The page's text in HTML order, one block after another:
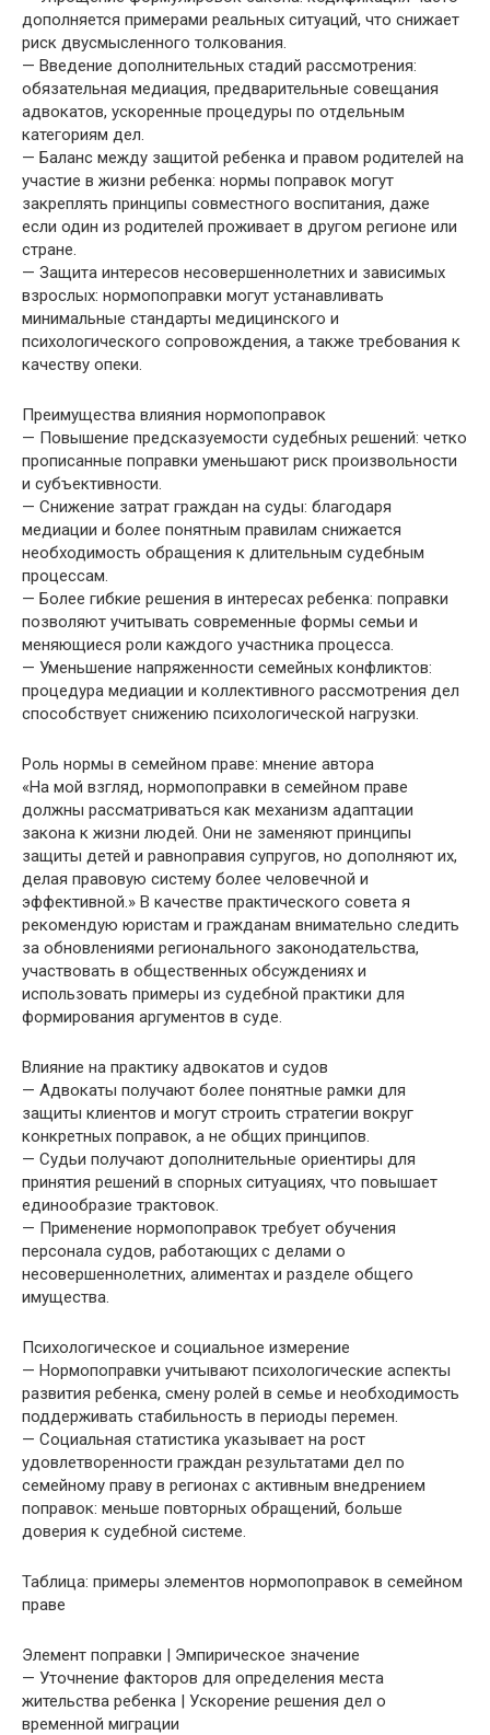
дополняется примерами реальных ситуаций, что снижает
риск двусмысленного толкования.
— Введение дополнительных стадий рассмотрения:
обязательная медиация, предварительные совещания
адвокатов, ускоренные процедуры по отдельным
категориям дел.
— Баланс между защитой ребенка и правом родителей на
участие в жизни ребенка: нормы поправок могут
закреплять принципы совместного воспитания, даже
если один из родителей проживает в другом регионе или
стране.
— Защита интересов несовершеннолетних и зависимых
взрослых: нормопоправки могут устанавливать
минимальные стандарты медицинского и
психологического сопровождения, а также требования к
качеству опеки.
Преимущества влияния нормопоправок
— Повышение предсказуемости судебных решений: четко
прописанные поправки уменьшают риск произвольности
и субъективности.
— Снижение затрат граждан на суды: благодаря
медиации и более понятным правилам снижается
необходимость обращения к длительным судебным
процессам.
— Более гибкие решения в интересах ребенка: поправки
позволяют учитывать современные формы семьи и
меняющиеся роли каждого участника процесса.
— Уменьшение напряженности семейных конфликтов:
процедура медиации и коллективного рассмотрения дел
способствует снижению психологической нагрузки.
Роль нормы в семейном праве: мнение автора
«На мой взгляд, нормопоправки в семейном праве
должны рассматриваться как механизм адаптации
закона к жизни людей. Они не заменяют принципы
защиты детей и равноправия супругов, но дополняют их,
делая правовую систему более человечной и
эффективной.» В качестве практического совета я
рекомендую юристам и гражданам внимательно следить
за обновлениями регионального законодательства,
участвовать в общественных обсуждениях и
использовать примеры из судебной практики для
формирования аргументов в суде.
Влияние на практику адвокатов и судов
— Адвокаты получают более понятные рамки для
защиты клиентов и могут строить стратегии вокруг
конкретных поправок, а не общих принципов.
— Судьи получают дополнительные ориентиры для
принятия решений в спорных ситуациях, что повышает
единообразие трактовок.
— Применение нормопоправок требует обучения
персонала судов, работающих с делами о
несовершеннолетних, алиментах и разделе общего
имущества.
Психологическое и социальное измерение
— Нормопоправки учитывают психологические аспекты
развития ребенка, смену ролей в семье и необходимость
поддерживать стабильность в периоды перемен.
— Социальная статистика указывает на рост
удовлетворенности граждан результатами дел по
семейному праву в регионах с активным внедрением
поправок: меньше повторных обращений, больше
доверия к судебной системе.
Таблица: примеры элементов нормопоправок в семейном
праве
Элемент поправки | Эмпирическое значение
— Уточнение факторов для определения места
жительства ребенка | Ускорение решения дел о
временной миграции